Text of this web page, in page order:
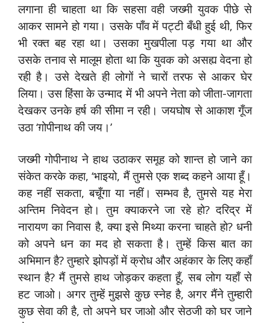
लगाना ही चाहता था कि सहसा वही जख्मी युवक पीछे से
आकर सामने हो गया। उसके पाँव में पट्टी बँधी हुई थी, फिर
भी रक्त बह रहा था। उसका मुखपीला पड़ गया था और
उसके तनाव से मालूम होता था कि युवक को असह्य वेदना हो
रही है। उसे देखते ही लोगों ने चारों तरफ से आकर घेर
लिया। उस हिंसा के उन्माद में भी अपने नेता को जीता-जागता
देखकर उनके हर्ष की सीमा न रही। जयघोष से आकाश गूँज
उठा ‘ग़ोपीनाथ की जय।’
जख्मी गोपीनाथ ने हाथ उठाकर समूह को शान्त हो जाने का
संकेत करके कहा, ‘भाइयो, मैं तुमसे एक शब्द कहने आया हूँ।
कह नहीं सकता, बचूँगा या नहीं। सम्भव है, तुमसे यह मेरा
अन्तिम निवेदन हो। तुम क्याकरने जा रहे हो? दरिद्र में
नारायण का निवास है, क्या इसे मिथ्या करना चाहते हो? धनी
को अपने धन का मद हो सकता है। तुम्हें किस बात का
अभिमान है? तुम्हारे झोपड़ों में क्रोध और अहंकार के लिए कहाँ
स्थान है? मैं तुमसे हाथ जोड़कर कहता हूँ, सब लोग यहाँ से
हट जाओ। अगर तुम्हें मुझसे कुछ स्नेह है, अगर मैंने तुम्हारी
कुछ सेवा की है, तो अपने घर जाओ और सेठजी को घर जाने